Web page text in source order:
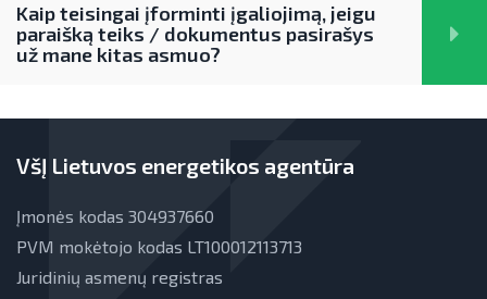
Kaip teisingai įforminti įgaliojimą, jeigu
paraišką teiks / dokumentus pasirašys
už mane kitas asmuo?
VšĮ Lietuvos energetikos agentūra
Įmonės kodas 304937660
PVM mokėtojo kodas LT100012113713
Juridinių asmenų registras